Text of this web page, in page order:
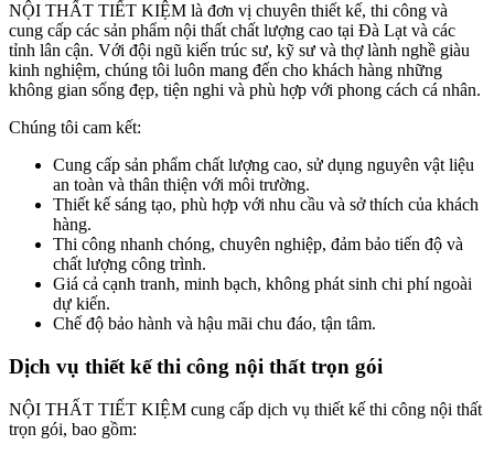
NỘI THẤT TIẾT KIỆM là đơn vị chuyên thiết kế, thi công và
cung cấp các sản phẩm nội thất chất lượng cao tại Đà Lạt và các
tỉnh lân cận. Với đội ngũ kiến trúc sư, kỹ sư và thợ lành nghề giàu
kinh nghiệm, chúng tôi luôn mang đến cho khách hàng những
không gian sống đẹp, tiện nghi và phù hợp với phong cách cá nhân.
Chúng tôi cam kết:
Cung cấp sản phẩm chất lượng cao, sử dụng nguyên vật liệu
an toàn và thân thiện với môi trường.
Thiết kế sáng tạo, phù hợp với nhu cầu và sở thích của khách
hàng.
Thi công nhanh chóng, chuyên nghiệp, đảm bảo tiến độ và
chất lượng công trình.
Giá cả cạnh tranh, minh bạch, không phát sinh chi phí ngoài
dự kiến.
Chế độ bảo hành và hậu mãi chu đáo, tận tâm.
Dịch vụ thiết kế thi công nội thất trọn gói
NỘI THẤT TIẾT KIỆM cung cấp dịch vụ thiết kế thi công nội thất
trọn gói, bao gồm: